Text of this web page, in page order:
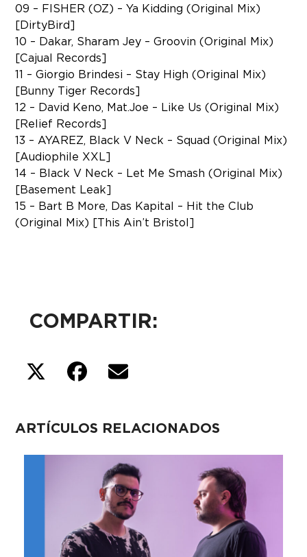
09 – FISHER (OZ) – Ya Kidding (Original Mix)
[DirtyBird]
10 – Dakar, Sharam Jey – Groovin (Original Mix)
[Cajual Records]
11 – Giorgio Brindesi – Stay High (Original Mix)
[Bunny Tiger Records]
12 – David Keno, Mat.Joe – Like Us (Original Mix)
[Relief Records]
13 – AYAREZ, Black V Neck – Squad (Original Mix)
[Audiophile XXL]
14 – Black V Neck – Let Me Smash (Original Mix)
[Basement Leak]
15 – Bart B More, Das Kapital – Hit the Club
(Original Mix) [This Ain’t Bristol]
COMPARTIR:
ARTÍCULOS RELACIONADOS